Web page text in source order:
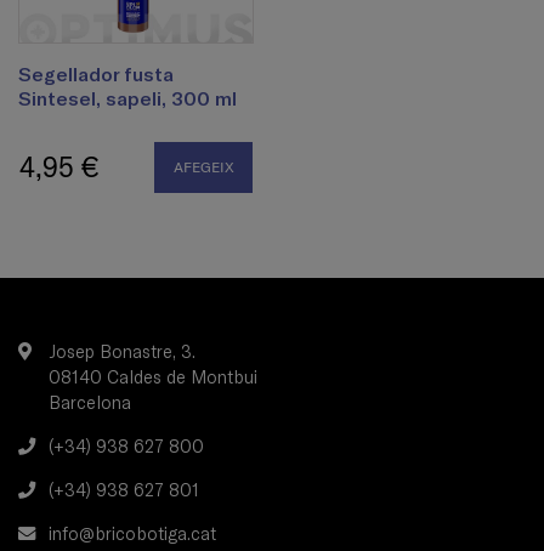
Segellador fusta
Sintesel, sapeli, 300 ml
4,95 € AFEGEIX
Josep Bonastre, 3.
08140 Caldes de Montbui
Barcelona
(+34) 938 627 800
(+34) 938 627 801
info@bricobotiga.cat